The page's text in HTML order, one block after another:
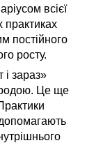
всієї
практиках
постійного
росту.
і зараз»
Це ще